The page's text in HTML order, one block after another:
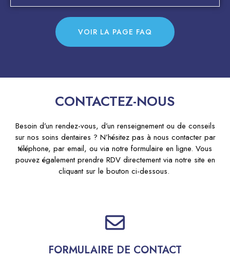
VOIR LA PAGE FAQ
CONTACTEZ-NOUS
Besoin d’un rendez-vous, d’un renseignement ou de conseils
sur nos soins dentaires ? N’hésitez pas à nous contacter par
téléphone, par email, ou via notre formulaire en ligne. Vous
pouvez également prendre RDV directement via notre site en
cliquant sur le bouton ci-dessous.
FORMULAIRE DE CONTACT